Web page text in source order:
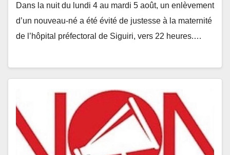
Dans la nuit du lundi 4 au mardi 5 août, un enlèvement
d’un nouveau-né a été évité de justesse à la maternité
de l’hôpital préfectoral de Siguiri, vers 22 heures.…